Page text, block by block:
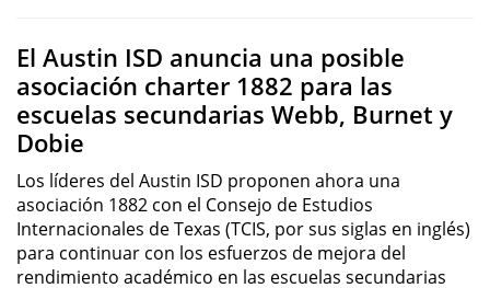
El Austin ISD anuncia una posible
asociación charter 1882 para las
escuelas secundarias Webb, Burnet y
Dobie
Los líderes del Austin ISD proponen ahora una
asociación 1882 con el Consejo de Estudios
Internacionales de Texas (TCIS, por sus siglas en inglés)
para continuar con los esfuerzos de mejora del
rendimiento académico en las escuelas secundarias